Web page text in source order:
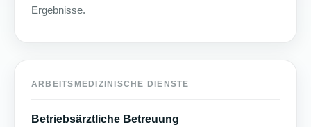
Ergebnisse.
ARBEITSMEDIZINISCHE DIENSTE
Betriebsärztliche Betreuung